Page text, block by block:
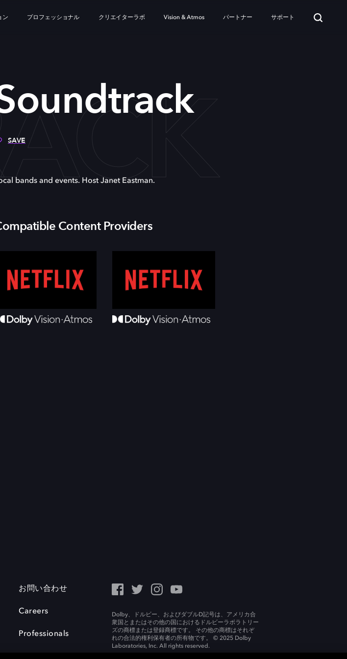
ン プロフェッショナル クリエイターラボ Vision & Atmos パートナー サポート
SAVE
bands and events. Host Janet Eastman.
Content Providers
お問い合わせ
Careers
Professionals
Dolby、ドルビー、およびダブルD記号は、アメリカ合
衆国とまたはその他の国におけるドルビーラボラトリー
ズの商標または登録商標です。 その他の商標はそれぞ
れの合法的権利保有者の所有物です。 © 2025 Dolby
Laboratories, Inc. All rights reserved.